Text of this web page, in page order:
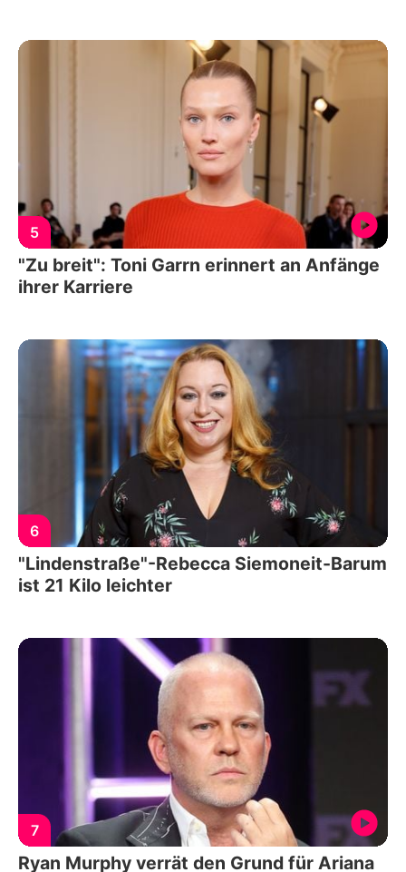
5
"Zu breit": Toni Garrn erinnert an Anfänge
ihrer Karriere
6
"Lindenstraße"-Rebecca Siemoneit-Barum
ist 21 Kilo leichter
7
Ryan Murphy verrät den Grund für Ariana